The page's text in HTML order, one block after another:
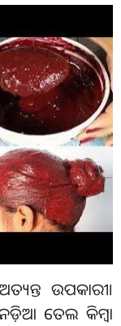
ଉପକାରୀ।
ତେଲ କିମ୍ବା